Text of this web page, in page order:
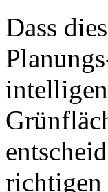
Dass
richtigen